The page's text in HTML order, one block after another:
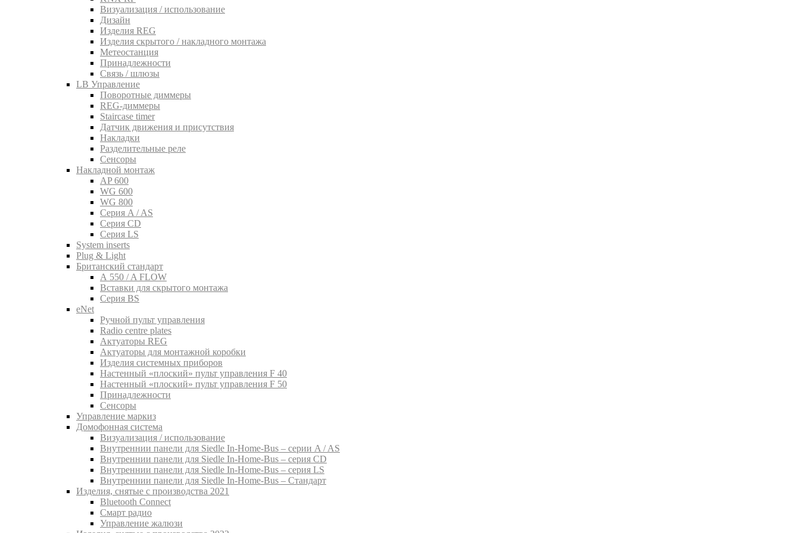
Визуализация / использование
Дизайн
Изделия REG
Изделия скрытого / накладного монтажа
Метеостанция
Принадлежности
Связь / шлюзы
LB Управление
Поворотные диммеры
REG-диммеры
Staircase timer
Датчик движения и присутствия
Накладки
Разделительные реле
Сенсоры
Накладной монтаж
AP 600
WG 600
WG 800
Серия A / AS
Серия CD
Серия LS
System inserts
Plug & Light
Британский стандарт
A 550 / A FLOW
Вставки для скрытого монтажа
Серия BS
eNet
Pучной пульт управления
Radio centre plates
Актуаторы REG
Актуаторы для монтажной коробки
Изделия системных приборов
Настенный «плоский» пульт управления F 40
Настенный «плоский» пульт управления F 50
Принадлежности
Сенсоры
Управление маркиз
Домофонная система
Визуализация / использование
Внутреннии панели для Siedle In-Home-Bus – серии A / AS
Внутреннии панели для Siedle In-Home-Bus – серия CD
Внутреннии панели для Siedle In-Home-Bus – серия LS
Внутреннии панели для Siedle In-Home-Bus – Стандарт
Изделия, снятые с производства 2021
Bluetooth Connect
Смарт радио
Управление жалюзи